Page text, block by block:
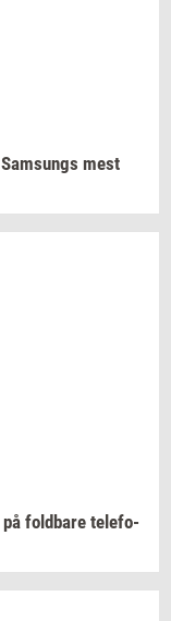
Sams­ungs mest
på fold­ba­re te­le­fo­